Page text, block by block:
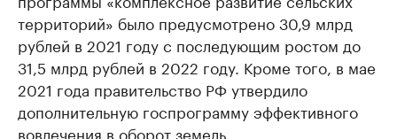
территорий» было предусмотрено 30,9 млрд
рублей в 2021 году с последующим ростом до
31,5 млрд рублей в 2022 году. Кроме того, в мае
2021 года правительство РФ утвердило
дополнительную госпрограмму эффективного
вовлечения в оборот земель